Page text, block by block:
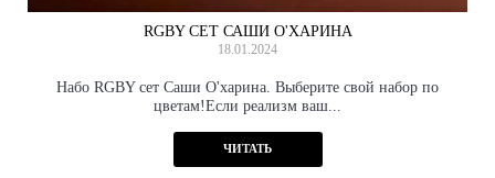
RGBY СЕТ САШИ О'ХАРИНА
18.01.2024
Набо RGBY сет Саши О'харина. Выберите свой набор по
цветам!Если реализм ваш...
ЧИТАТЬ